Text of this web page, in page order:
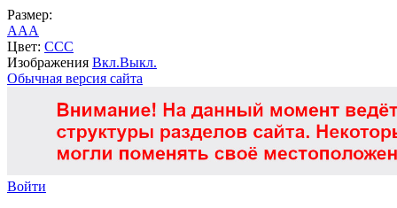
Размер:
AAA
Цвет: CCC
Изображения Вкл.Выкл.
Обычная версия сайта
Войти